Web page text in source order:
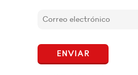
ENVIAR